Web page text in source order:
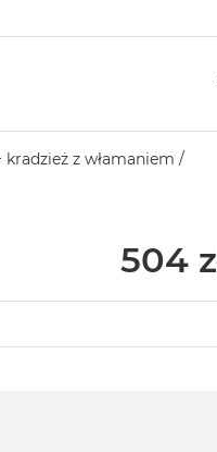
Service Pack
z włamaniem /
504